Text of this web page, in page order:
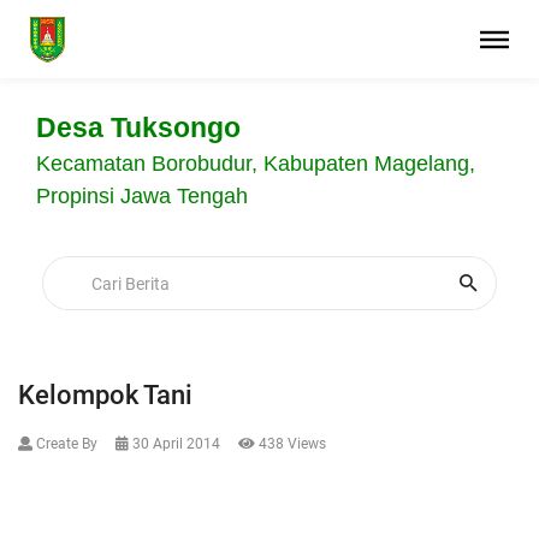
Desa Tuksongo
Kecamatan Borobudur, Kabupaten Magelang,
Propinsi Jawa Tengah
Kelompok Tani
Create By 30 April 2014 438 Views